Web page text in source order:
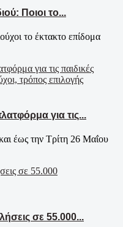
Ποιοι το...
το έκτακτο επίδομα
για τις...
έως την Τρίτη 26 Μαΐου
σε 55.000...